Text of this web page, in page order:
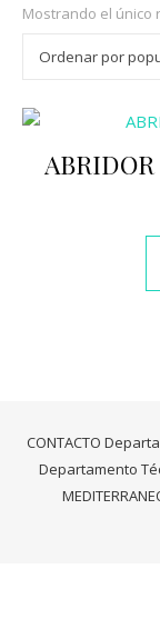
Mostrando el único
CONTACTO
Departamento